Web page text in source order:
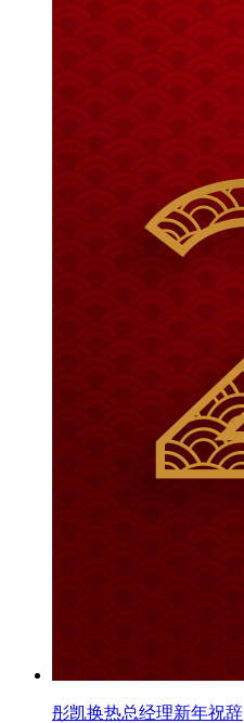
彤凯换热总经理新年祝辞